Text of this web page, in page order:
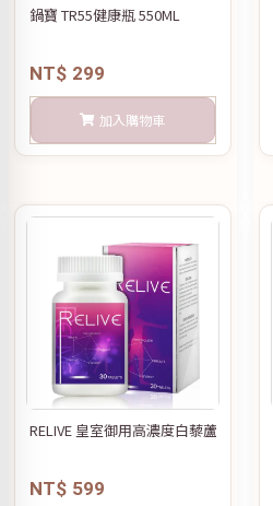
鍋寶 TR55健康瓶 550ML
NT$ 299
加入購物車
RELIVE 皇室御用高濃度白藜蘆醇
NT$ 599